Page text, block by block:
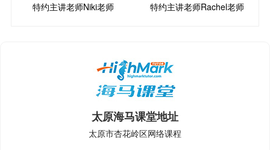
特约主讲老师Niki老师 特约主讲老师Rachel老师
太原海马课堂地址
太原市杏花岭区网络课程